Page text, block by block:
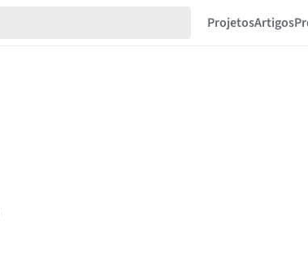
ProjetosArtigos